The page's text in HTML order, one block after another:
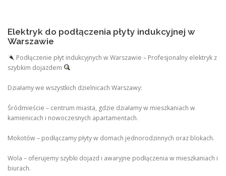
Elektryk do podłączenia płyty indukcyjnej w
Warszawie
Podłączenie płyt indukcyjnych w Warszawie – Profesjonalny elektryk z
szybkim dojazdem
Działamy we wszystkich dzielnicach Warszawy:
Śródmieście – centrum miasta, gdzie działamy w mieszkaniach w
kamienicach i nowoczesnych apartamentach.
Mokotów – podłączamy płyty w domach jednorodzinnych oraz blokach.
Wola – oferujemy szybki dojazd i awaryjne podłączenia w mieszkaniach i
biurach.